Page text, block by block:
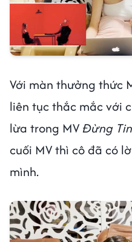
Với màn thưởng thức
liên tục thắc mắc với
lừa trong MV Đừng
cuối MV thì cô đã có
mình.